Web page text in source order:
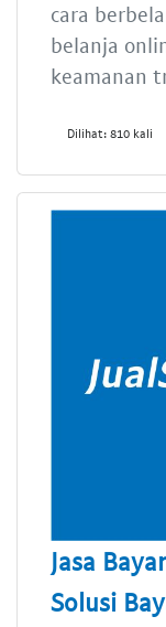
cara
belanja
keamanan
Dilihat: 810 kali
Jasa
Solusi